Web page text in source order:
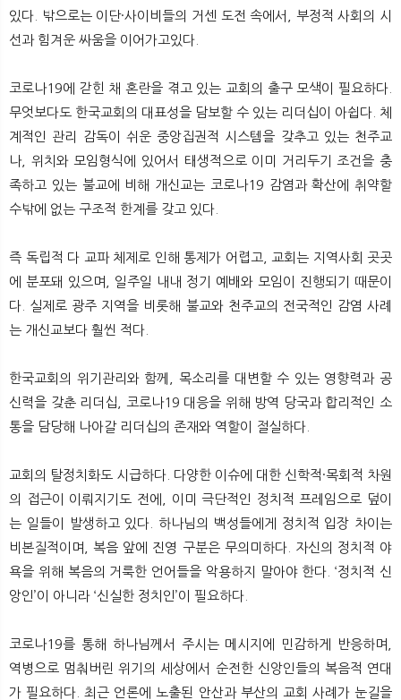
있다. 밖으로는 이단·사이비들의 거센 도전 속에서, 부정적 사회의 시
선과 힘겨운 싸움을 이어가고있다.
코로나19에 갇힌 채 혼란을 겪고 있는 교회의 출구 모색이 필요하다.
무엇보다도 한국교회의 대표성을 담보할 수 있는 리더십이 아쉽다. 체
계적인 관리 감독이 쉬운 중앙집권적 시스템을 갖추고 있는 천주교
나, 위치와 모임형식에 있어서 태생적으로 이미 거리두기 조건을 충
족하고 있는 불교에 비해 개신교는 코로나19 감염과 확산에 취약할
수밖에 없는 구조적 한계를 갖고 있다.
즉 독립적 다 교파 체제로 인해 통제가 어렵고, 교회는 지역사회 곳곳
에 분포돼 있으며, 일주일 내내 정기 예배와 모임이 진행되기 때문이
다. 실제로 광주 지역을 비롯해 불교와 천주교의 전국적인 감염 사례
는 개신교보다 훨씬 적다.
한국교회의 위기관리와 함께, 목소리를 대변할 수 있는 영향력과 공
신력을 갖춘 리더십, 코로나19 대응을 위해 방역 당국과 합리적인 소
통을 담당해 나아갈 리더십의 존재와 역할이 절실하다.
교회의 탈정치화도 시급하다. 다양한 이슈에 대한 신학적·목회적 차원
의 접근이 이뤄지기도 전에, 이미 극단적인 정치적 프레임으로 덮이
는 일들이 발생하고 있다. 하나님의 백성들에게 정치적 입장 차이는
비본질적이며, 복음 앞에 진영 구분은 무의미하다. 자신의 정치적 야
욕을 위해 복음의 거룩한 언어들을 악용하지 말아야 한다. ‘정치적 신
앙인’이 아니라 ‘신실한 정치인’이 필요하다.
코로나19를 통해 하나님께서 주시는 메시지에 민감하게 반응하며,
역병으로 멈춰버린 위기의 세상에서 순전한 신앙인들의 복음적 연대
가 필요하다. 최근 언론에 노출된 안산과 부산의 교회 사례가 눈길을